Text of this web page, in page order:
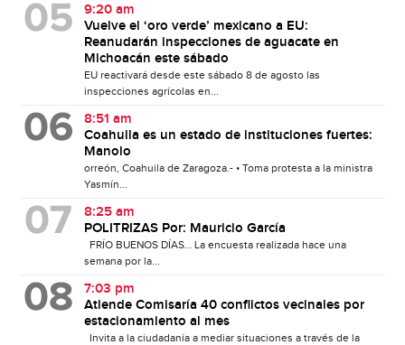
9:20 am
Vuelve el ‘oro verde’ mexicano a EU:
Reanudarán inspecciones de aguacate en
Michoacán este sábado
EU reactivará desde este sábado 8 de agosto las
inspecciones agrícolas en...
8:51 am
Coahuila es un estado de instituciones fuertes:
Manolo
orreón, Coahuila de Zaragoza.- • Toma protesta a la ministra
Yasmín...
8:25 am
POLITRIZAS Por: Mauricio García
FRÍO BUENOS DÍAS… La encuesta realizada hace una
semana por la...
7:03 pm
Atiende Comisaría 40 conflictos vecinales por
estacionamiento al mes
Invita a la ciudadanía a mediar situaciones a través de la